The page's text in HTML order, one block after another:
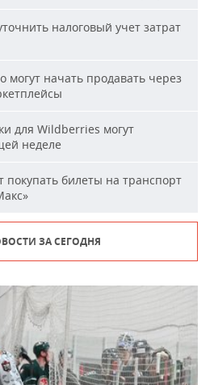
налоговый учет затрат
могут начать продавать через
для Wildberries могут
неделе
покупать билеты на транспорт
ЗА СЕГОДНЯ